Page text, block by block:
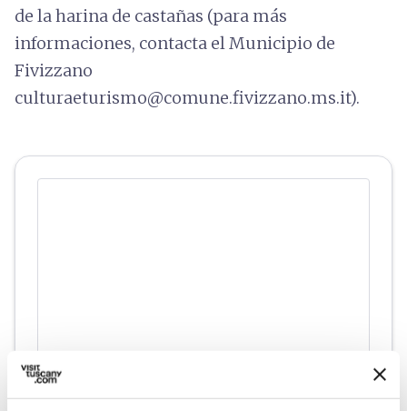
de la harina de castañas (para más
informaciones, contacta el Municipio de
Fivizzano
culturaeturismo@comune.fivizzano.ms.it).
directions Indicaciones